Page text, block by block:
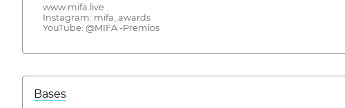
www.mifa.live
Instagram: mifa_awards
YouTube: @MIFA -Premios
Bases